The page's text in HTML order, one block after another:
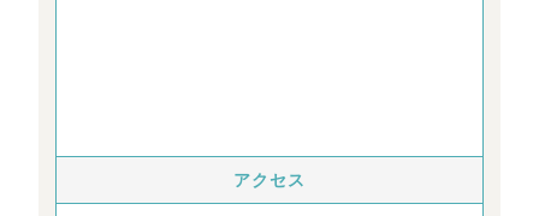
アクセス